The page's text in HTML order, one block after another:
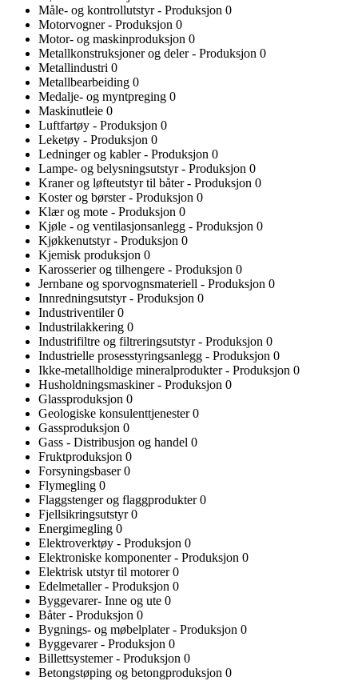
Måle- og kontrollutstyr - Produksjon 0
Motorvogner - Produksjon 0
Motor- og maskinproduksjon 0
Metallkonstruksjoner og deler - Produksjon 0
Metallindustri 0
Metallbearbeiding 0
Medalje- og myntpreging 0
Maskinutleie 0
Luftfartøy - Produksjon 0
Leketøy - Produksjon 0
Ledninger og kabler - Produksjon 0
Lampe- og belysningsutstyr - Produksjon 0
Kraner og løfteutstyr til båter - Produksjon 0
Koster og børster - Produksjon 0
Klær og mote - Produksjon 0
Kjøle - og ventilasjonsanlegg - Produksjon 0
Kjøkkenutstyr - Produksjon 0
Kjemisk produksjon 0
Karosserier og tilhengere - Produksjon 0
Jernbane og sporvognsmateriell - Produksjon 0
Innredningsutstyr - Produksjon 0
Industriventiler0
Industrilakkering 0
Industrifiltre og filtreringsutstyr - Produksjon 0
Industrielle prosesstyringsanlegg - Produksjon 0
Ikke-metallholdige mineralprodukter - Produksjon 0
Husholdningsmaskiner - Produksjon 0
Glassproduksjon 0
Geologiske konsulenttjenester0
Gassproduksjon 0
Gass - Distribusjon og handel 0
Fruktproduksjon 0
Forsyningsbaser0
Flymegling 0
Flaggstenger og flaggprodukter0
Fjellsikringsutstyr0
Energimegling 0
Elektroverktøy - Produksjon 0
Elektroniske komponenter - Produksjon 0
Elektrisk utstyr til motorer0
Edelmetaller - Produksjon 0
Byggevarer- Inne og ute 0
Båter - Produksjon 0
Bygnings- og møbelplater - Produksjon 0
Byggevarer - Produksjon 0
Billettsystemer - Produksjon 0
Betongstøping og betongproduksjon 0